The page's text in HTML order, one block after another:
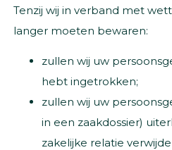
Tenzij wij in verband met
langer moeten bewaren:
zullen wij uw
hebt ingetrokken;
zullen wij uw
in een zaakdossier)
zakelijke relatie